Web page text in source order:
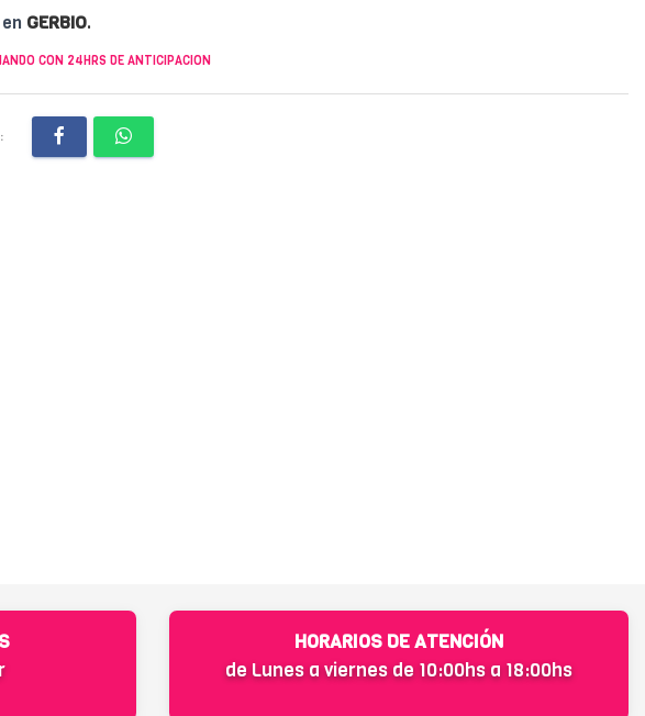
GERBIO.
CON 24HRS DE ANTICIPACION
HORARIOS DE ATENCIÓN
de Lunes a viernes de 10:00hs a 18:00hs